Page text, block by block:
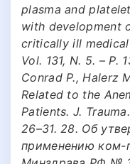
plasma and
with development
critically ill medical
Vol. 131, N. 5. – P.
Conrad P., Halerz
Related to the
Patients. J.
26–31. 28. Об
применению ком-